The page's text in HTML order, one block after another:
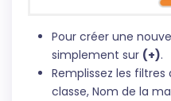
Pour créer une
simplement sur (+).
Remplissez les
classe, Nom de la